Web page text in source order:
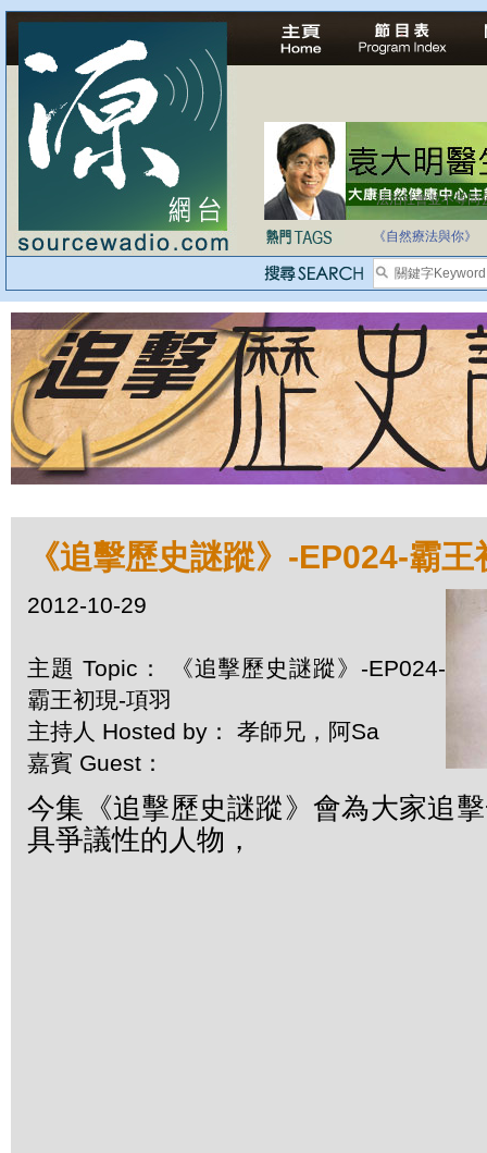
法治社會並不等同
《自然療法與你》
《追擊歷史謎蹤》-EP024-霸
2012-10-29
主題 Topic： 《追擊歷史謎蹤》-EP024-
霸王初現-項羽
主持人 Hosted by： 孝師兄，阿Sa
嘉賓 Guest：
今集《追擊歷史謎蹤》 會為大家追
具爭議性的人物，